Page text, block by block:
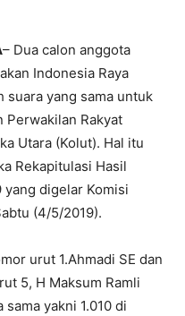
– Dua calon anggota
Indonesia Raya
suara yang sama untuk
Perwakilan Rakyat
Utara (Kolut). Hal itu
Rekapitulasi Hasil
yang digelar Komisi
(4/5/2019).
urut 1.Ahmadi SE dan
5, H Maksum Ramli
yakni 1.010 di